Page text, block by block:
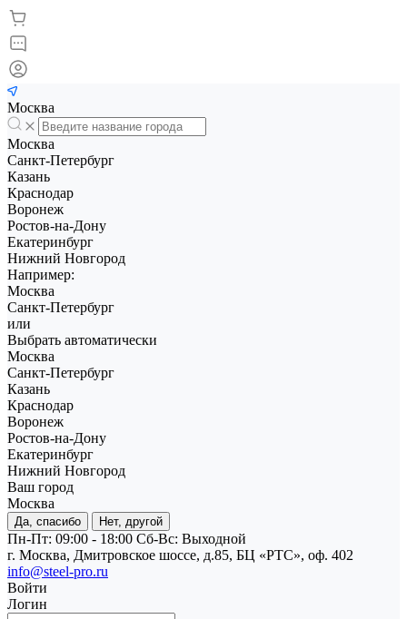
Москва
Москва
Санкт-Петербург
Казань
Краснодар
Воронеж
Ростов-на-Дону
Екатеринбург
Нижний Новгород
Например:
Москва
Санкт-Петербург
или
Выбрать автоматически
Москва
Санкт-Петербург
Казань
Краснодар
Воронеж
Ростов-на-Дону
Екатеринбург
Нижний Новгород
Ваш город
Москва
Да, спасибо Нет, другой
Пн-Пт: 09:00 - 18:00 Cб-Вс: Выходной
г. Москва, Дмитровское шоссе, д.85, БЦ «РТС», оф. 402
info@steel-pro.ru
Войти
Логин